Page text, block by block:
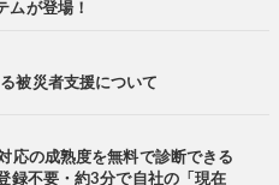
ムが登場！
被災者支援について
応の成熟度を無料で診断できる
録不要・約3分で自社の「現在